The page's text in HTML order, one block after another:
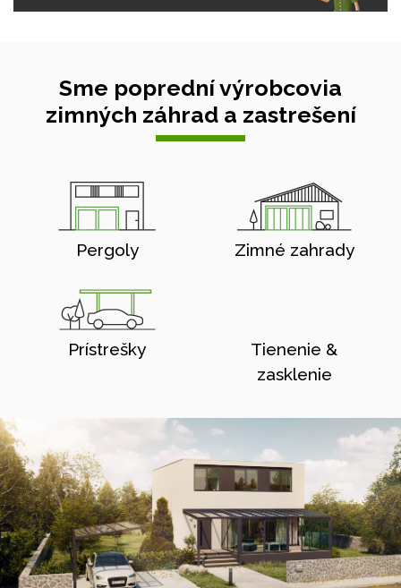
Sme poprední výrobcovia
zimných záhrad a zastrešení
Pergoly Zimné zahrady
Prístrešky
Tienenie &
zasklenie